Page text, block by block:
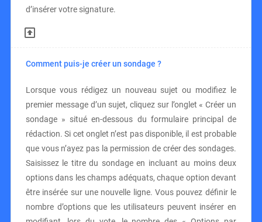
d’insérer votre signature.
Comment puis-je créer un sondage ?
Lorsque vous rédigez un nouveau sujet ou modifiez le
premier message d’un sujet, cliquez sur l’onglet « Créer un
sondage » situé en-dessous du formulaire principal de
rédaction. Si cet onglet n’est pas disponible, il est probable
que vous n’ayez pas la permission de créer des sondages.
Saisissez le titre du sondage en incluant au moins deux
options dans les champs adéquats, chaque option devant
être insérée sur une nouvelle ligne. Vous pouvez définir le
nombre d’options que les utilisateurs peuvent insérer en